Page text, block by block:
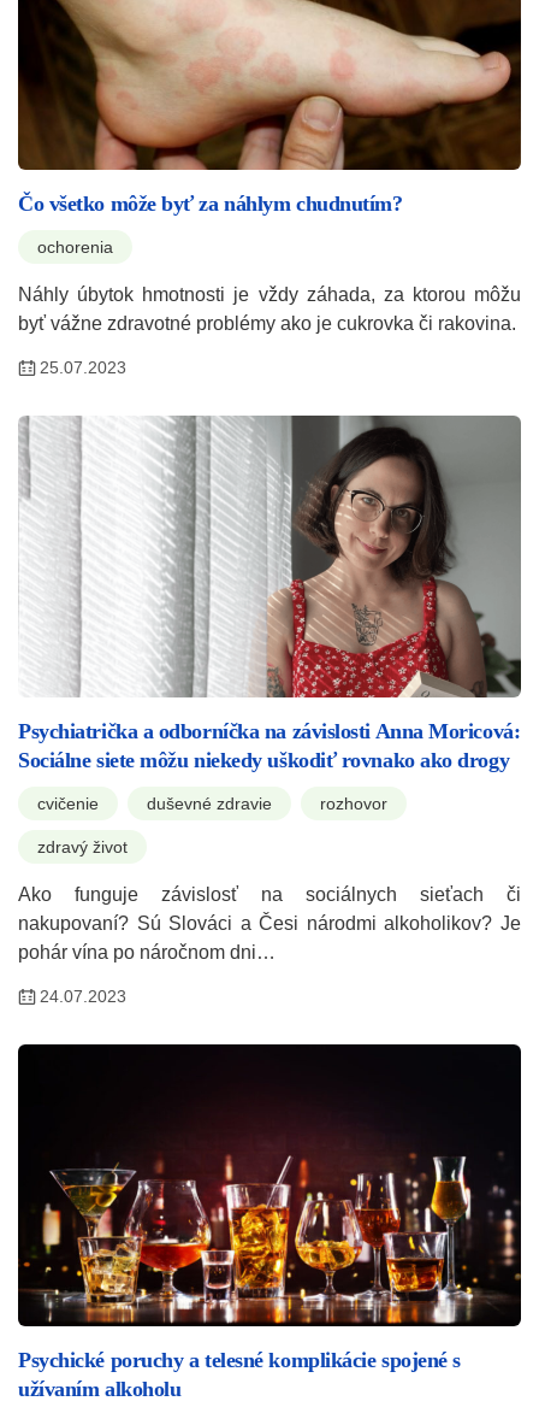
Čo všetko môže byť za náhlym chudnutím?
ochorenia
Náhly úbytok hmotnosti je vždy záhada, za ktorou môžu
byť vážne zdravotné problémy ako je cukrovka či rakovina.
25.07.2023
Psychiatrička a odborníčka na závislosti Anna Moricová:
Sociálne siete môžu niekedy uškodiť rovnako ako drogy
cvičenie duševné zdravie rozhovor
zdravý život
Ako funguje závislosť na sociálnych sieťach či
nakupovaní? Sú Slováci a Česi národmi alkoholikov? Je
pohár vína po náročnom dni…
24.07.2023
Psychické poruchy a telesné komplikácie spojené s
užívaním alkoholu